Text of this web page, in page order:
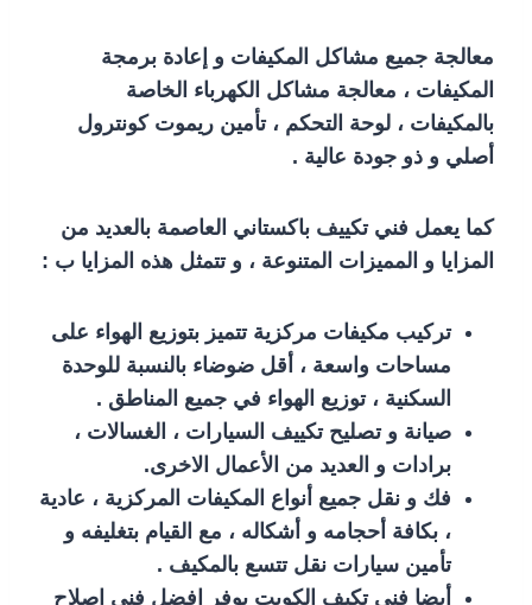
معالجة جميع مشاكل المكيفات و إعادة برمجة
المكيفات ، معالجة مشاكل الكهرباء الخاصة
بالمكيفات ، لوحة التحكم ، تأمين ريموت كونترول
أصلي و ذو جودة عالية .
كما يعمل فني تكييف باكستاني العاصمة بالعديد من
المزايا و المميزات المتنوعة ، و تتمثل هذه المزايا ب :
تركيب مكيفات مركزية تتميز بتوزيع الهواء على
مساحات واسعة ، أقل ضوضاء بالنسبة للوحدة
السكنية ، توزيع الهواء في جميع المناطق .
صيانة و تصليح تكييف السيارات ، الغسالات ،
برادات و العديد من الأعمال الاخرى.
فك و نقل جميع أنواع المكيفات المركزية ، عادية
، بكافة أحجامه و أشكاله ، مع القيام بتغليفه و
تأمين سيارات نقل تتسع بالمكيف .
أيضا فني تكيف الكويت يوفر افضل فني اصلاح